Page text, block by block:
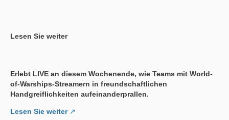
Lesen Sie weiter
Erlebt LIVE an diesem Wochenende, wie Teams mit World-
of-Warships-Streamern in freundschaftlichen
Handgreiflichkeiten aufeinanderprallen.
Lesen Sie weiter